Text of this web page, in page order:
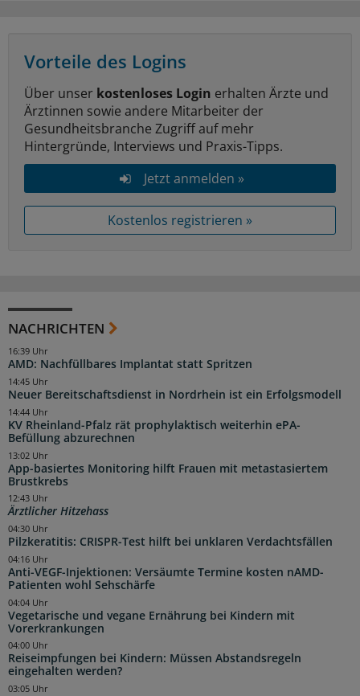
Vorteile des Logins
Über unser kostenloses Login erhalten Ärzte und
Ärztinnen sowie andere Mitarbeiter der
Gesundheitsbranche Zugriff auf mehr
Hintergründe, Interviews und Praxis-Tipps.
Jetzt anmelden »
Kostenlos registrieren »
NACHRICHTEN
AMD: Nachfüllbares Implantat statt Spritzen
16:39 Uhr
Neuer Bereitschaftsdienst in Nordrhein ist ein Erfolgsmodell
14:45 Uhr
KV Rheinland-Pfalz rät prophylaktisch weiterhin ePA-
Befüllung abzurechnen
14:44 Uhr
App-basiertes Monitoring hilft Frauen mit metastasiertem
Brustkrebs
13:02 Uhr
Ärztlicher Hitzehass
12:43 Uhr
Pilzkeratitis: CRISPR-Test hilft bei unklaren Verdachtsfällen
04:30 Uhr
Anti-VEGF-Injektionen: Versäumte Termine kosten nAMD-
Patienten wohl Sehschärfe
04:16 Uhr
Vegetarische und vegane Ernährung bei Kindern mit
Vorerkrankungen
04:04 Uhr
Reiseimpfungen bei Kindern: Müssen Abstandsregeln
eingehalten werden?
04:00 Uhr
03:05 Uhr